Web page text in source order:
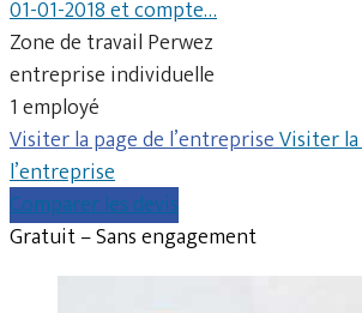
01-01-2018 et compte…
Zone de travail Perwez
entreprise individuelle
1 employé
Visiter la page de l’entrepriseVisiter
l’entreprise
Comparer les devis
Gratuit – Sans engagement